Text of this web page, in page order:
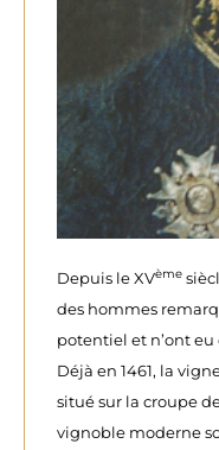
Depuis le XVème
des hommes
potentiel et n’ont eu
Déjà en 1461, la
situé sur la croupe
vignoble moderne